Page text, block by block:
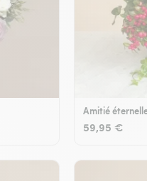
Amitié
59,95 €